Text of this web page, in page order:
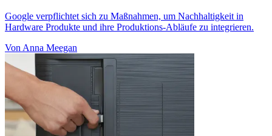
Google verpflichtet sich zu Maßnahmen, um Nachhaltigkeit in
Hardware Produkte und ihre Produktions-Abläufe zu integrieren.
Von Anna Meegan